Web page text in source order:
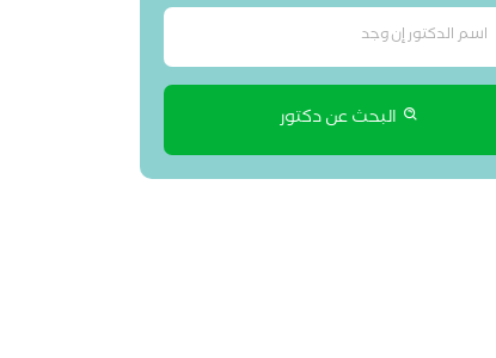
البحث عن دكتور